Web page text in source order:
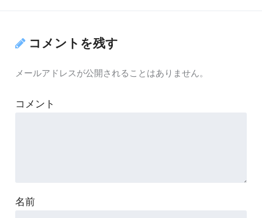
コメントを残す
メールアドレスが公開されることはありません。
コメント
名前